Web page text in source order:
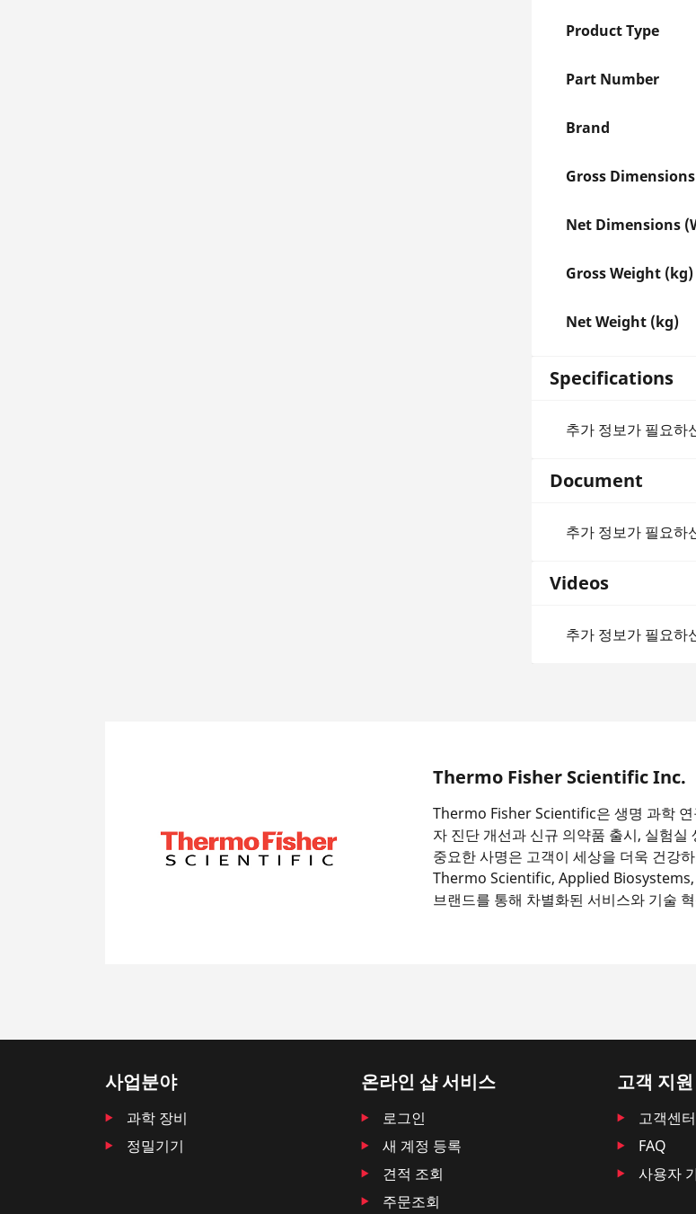
Product Type
Part Number
Brand
Gross
Net Dimensions
Gross Weight (kg)
Net Weight (kg)
Specifications
추가 정보가 필요하
Document
추가 정보가 필요하
Videos
추가 정보가 필요하
Thermo Fisher Scientific Inc.
Thermo Fisher Scientific은 생명 과학
자 진단 개선과 신규 의약품 출시, 실험
중요한 사명은 고객이 세상을 더욱 건강
Thermo Scientific, Applied
브랜드를 통해 차별화된 서비스와 기술
사업분야
과학 장비
정밀기기
온라인 샵 서비스
로그인
새 계정 등록
견적 조회
주문조회
고객 지원
고객센터
FAQ
사용자